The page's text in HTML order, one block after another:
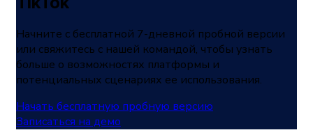
Начните с бесплатной 7-дневной пробной версии
или свяжитесь с нашей командой, чтобы узнать
больше о возможностях платформы и
потенциальных сценариях ее использования.
Начать бесплатную пробную версию
Записаться на демо